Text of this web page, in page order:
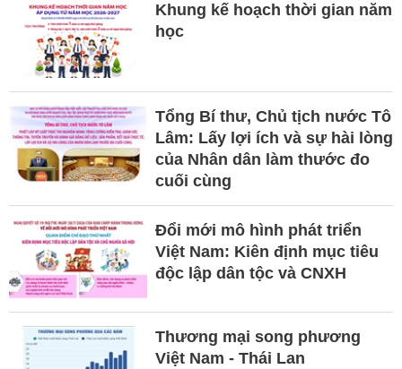
Khung kế hoạch thời gian năm
học
Tổng Bí thư, Chủ tịch nước Tô
Lâm: Lấy lợi ích và sự hài lòng
của Nhân dân làm thước đo
cuối cùng
Đổi mới mô hình phát triển
Việt Nam: Kiên định mục tiêu
độc lập dân tộc và CNXH
Thương mại song phương
Việt Nam - Thái Lan